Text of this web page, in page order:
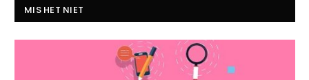
MIS HET NIET